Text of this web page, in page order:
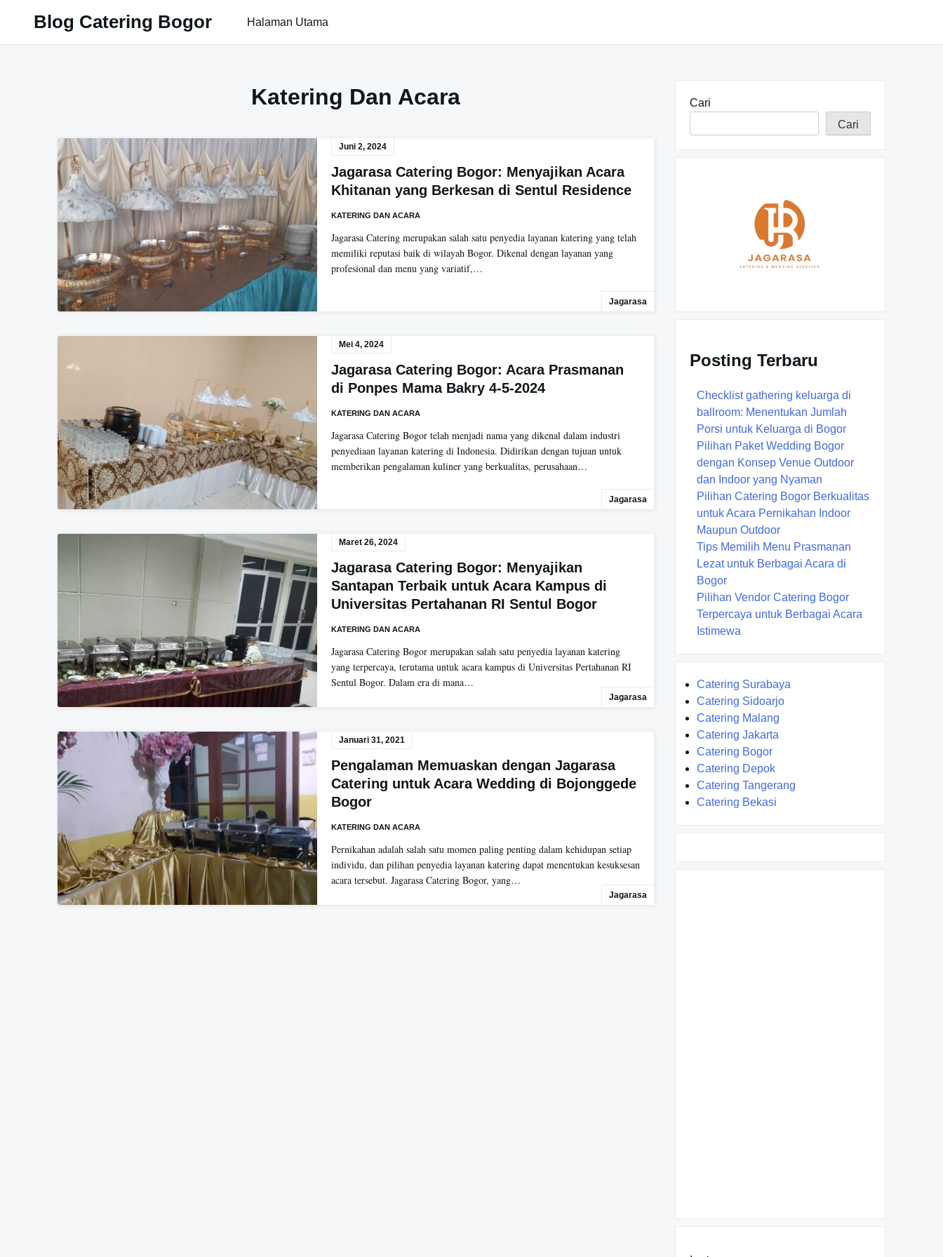
Blog Catering Bogor Halaman Utama
Katering Dan Acara
Juni 2, 2024
Jagarasa Catering Bogor: Menyajikan Acara
Khitanan yang Berkesan di Sentul Residence
KATERING DAN ACARA
Jagarasa Catering merupakan salah satu penyedia layanan katering yang telah
memiliki reputasi baik di wilayah Bogor. Dikenal dengan layanan yang
profesional dan menu yang variatif,…
Jagarasa
Mei 4, 2024
Jagarasa Catering Bogor: Acara Prasmanan
di Ponpes Mama Bakry 4-5-2024
KATERING DAN ACARA
Jagarasa Catering Bogor telah menjadi nama yang dikenal dalam industri
penyediaan layanan katering di Indonesia. Didirikan dengan tujuan untuk
memberikan pengalaman kuliner yang berkualitas, perusahaan…
Jagarasa
Maret 26, 2024
Jagarasa Catering Bogor: Menyajikan
Santapan Terbaik untuk Acara Kampus di
Universitas Pertahanan RI Sentul Bogor
KATERING DAN ACARA
Jagarasa Catering Bogor merupakan salah satu penyedia layanan katering
yang terpercaya, terutama untuk acara kampus di Universitas Pertahanan RI
Sentul Bogor. Dalam era di mana…
Jagarasa
Januari 31, 2021
Pengalaman Memuaskan dengan Jagarasa
Catering untuk Acara Wedding di Bojonggede
Bogor
KATERING DAN ACARA
Pernikahan adalah salah satu momen paling penting dalam kehidupan setiap
individu, dan pilihan penyedia layanan katering dapat menentukan kesuksesan
acara tersebut. Jagarasa Catering Bogor, yang…
Jagarasa
Cari
Cari
Posting Terbaru
Checklist gathering keluarga di
ballroom: Menentukan Jumlah
Porsi untuk Keluarga di Bogor
Pilihan Paket Wedding Bogor
dengan Konsep Venue Outdoor
dan Indoor yang Nyaman
Pilihan Catering Bogor Berkualitas
untuk Acara Pernikahan Indoor
Maupun Outdoor
Tips Memilih Menu Prasmanan
Lezat untuk Berbagai Acara di
Bogor
Pilihan Vendor Catering Bogor
Terpercaya untuk Berbagai Acara
Istimewa
Catering Surabaya
Catering Sidoarjo
Catering Malang
Catering Jakarta
Catering Bogor
Catering Depok
Catering Tangerang
Catering Bekasi